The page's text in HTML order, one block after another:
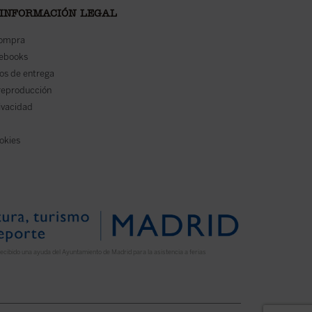
LEGAL
de entrega
una ayuda del Ayuntamiento de Madrid para la asistencia a ferias